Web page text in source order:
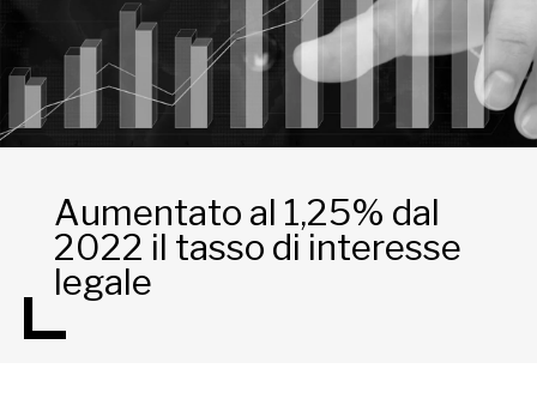
Aumentato al 1,25% dal
2022 il tasso di interesse
legale